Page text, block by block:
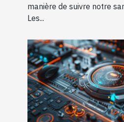
manière de suivre notre
Les...